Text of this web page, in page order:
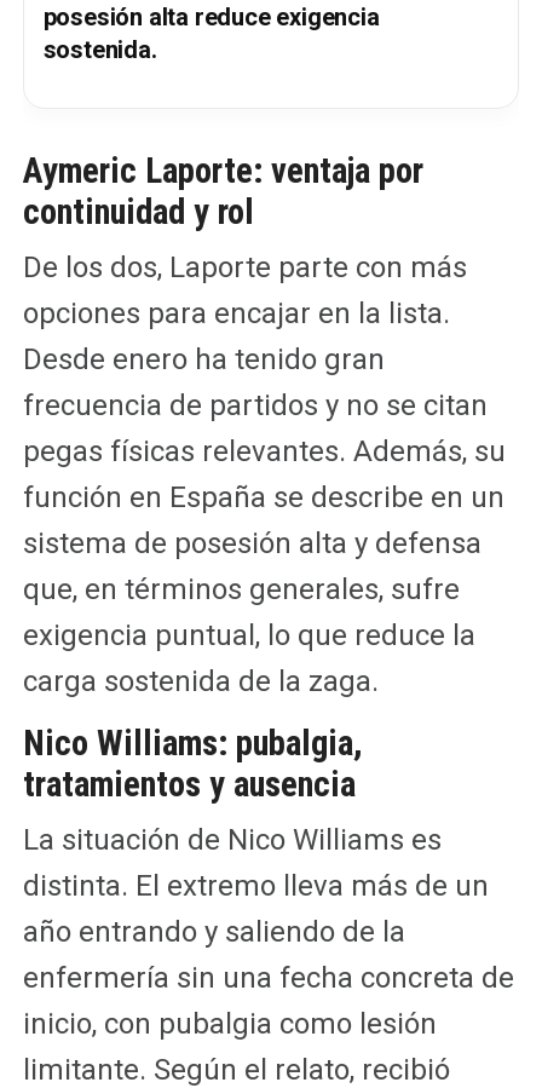
posesión alta reduce exigencia
sostenida.
Aymeric Laporte: ventaja por
continuidad y rol
De los dos, Laporte parte con más
opciones para encajar en la lista.
Desde enero ha tenido gran
frecuencia de partidos y no se citan
pegas físicas relevantes. Además, su
función en España se describe en un
sistema de posesión alta y defensa
que, en términos generales, sufre
exigencia puntual, lo que reduce la
carga sostenida de la zaga.
Nico Williams: pubalgia,
tratamientos y ausencia
La situación de Nico Williams es
distinta. El extremo lleva más de un
año entrando y saliendo de la
enfermería sin una fecha concreta de
inicio, con pubalgia como lesión
limitante. Según el relato, recibió